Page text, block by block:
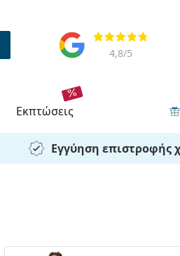
Αξιολογήσεις
4,8/5
εκπτώσεις
Εγγύηση επιστροφής